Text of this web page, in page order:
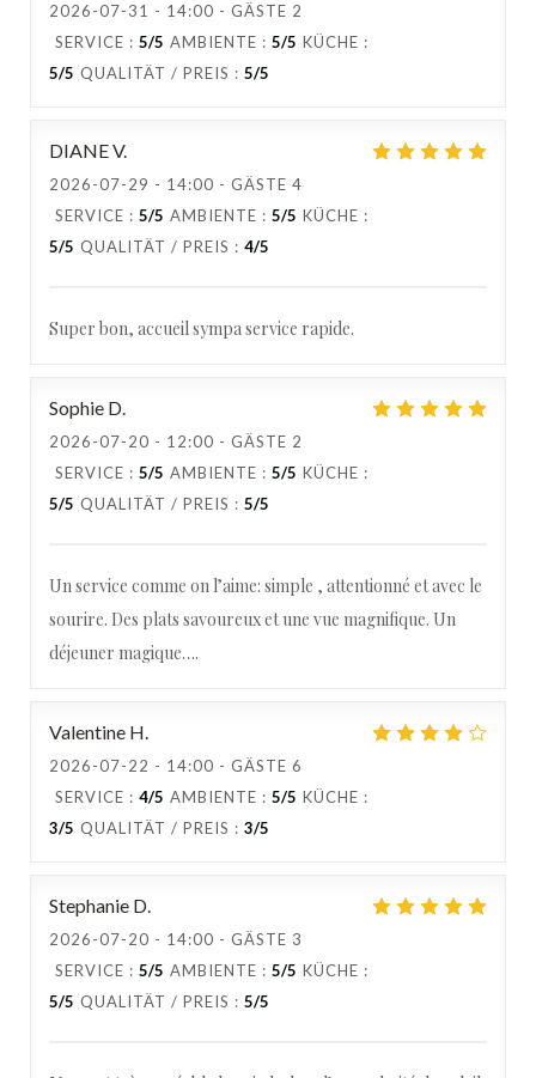
2026-07-31 - 14:00 - GÄSTE 2
SERVICE : 5/5 AMBIENTE : 5/5 KÜCHE :
5/5 QUALITÄT / PREIS : 5/5
DIANEV
2026-07-29 - 14:00 - GÄSTE 4
SERVICE : 5/5 AMBIENTE : 5/5 KÜCHE :
5/5 QUALITÄT / PREIS : 4/5
Super bon, accueil sympa service rapide.
Sophie D
2026-07-20 - 12:00 - GÄSTE 2
SERVICE : 5/5 AMBIENTE : 5/5 KÜCHE :
5/5 QUALITÄT / PREIS : 5/5
Un service comme on l’aime: simple , attentionné et avec le
sourire. Des plats savoureux et une vue magnifique. Un
déjeuner magique….
Valentine H
2026-07-22 - 14:00 - GÄSTE 6
SERVICE : 4/5 AMBIENTE : 5/5 KÜCHE :
3/5 QUALITÄT / PREIS : 3/5
Stephanie D
2026-07-20 - 14:00 - GÄSTE 3
SERVICE : 5/5 AMBIENTE : 5/5 KÜCHE :
5/5 QUALITÄT / PREIS : 5/5